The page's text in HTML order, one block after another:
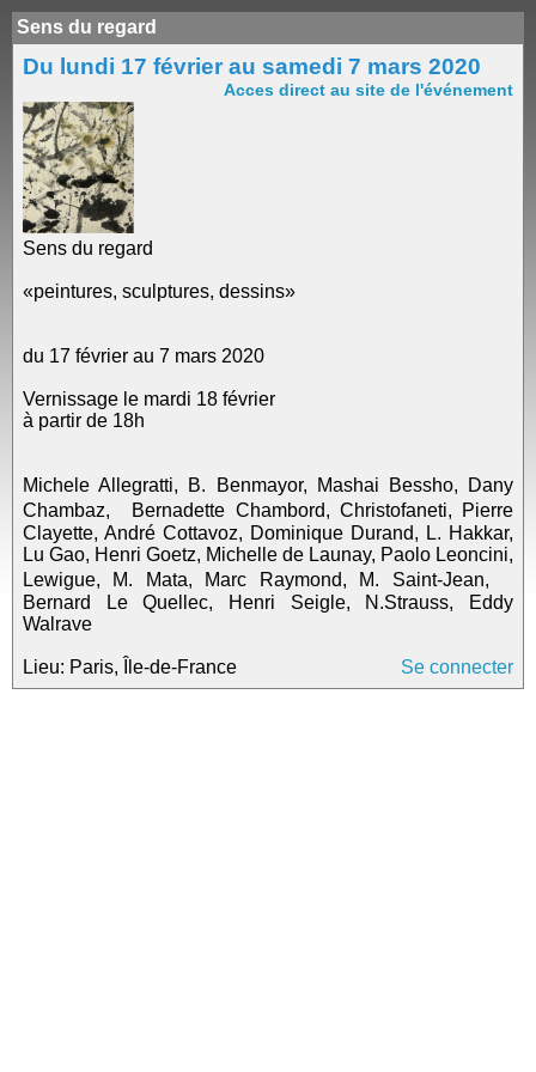
Sens du regard
Du lundi 17 février au samedi 7 mars 2020
Acces direct au site de l'événement
Sens du regard
«peintures, sculptures, dessins»
du 17 février au 7 mars 2020
Vernissage le mardi 18 février
à partir de 18h
Michele Allegratti, B. Benmayor, Mashai Bessho, Dany
Chambaz, Bernadette Chambord, Christofaneti, Pierre
Clayette, André Cottavoz, Dominique Durand, L. Hakkar,
Lu Gao, Henri Goetz, Michelle de Launay, Paolo Leoncini,
Lewigue, M. Mata, Marc Raymond, M. Saint-Jean,
Bernard Le Quellec, Henri Seigle, N.Strauss, Eddy
Walrave
Lieu: Paris, Île-de-France Se connecter